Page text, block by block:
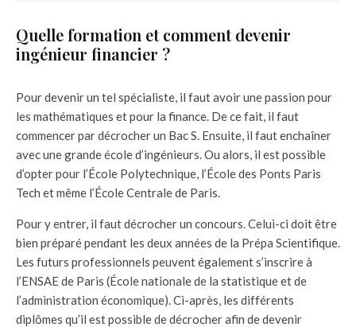
Quelle formation et comment devenir
ingénieur financier ?
Pour devenir un tel spécialiste, il faut avoir une passion pour
les mathématiques et pour la finance. De ce fait, il faut
commencer par décrocher un Bac S. Ensuite, il faut enchaîner
avec une grande école d’ingénieurs. Ou alors, il est possible
d’opter pour l’École Polytechnique, l’École des Ponts Paris
Tech et même l’École Centrale de Paris.
Pour y entrer, il faut décrocher un concours. Celui-ci doit être
bien préparé pendant les deux années de la Prépa Scientifique.
Les futurs professionnels peuvent également s’inscrire à
l’ENSAE de Paris (École nationale de la statistique et de
l’administration économique). Ci-après, les différents
diplômes qu’il est possible de décrocher afin de devenir